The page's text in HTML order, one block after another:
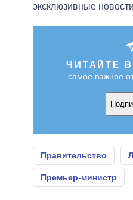
эксклюзивные
ЧИТАЙТЕ В
самое важное
Правительство
Премьер-министр